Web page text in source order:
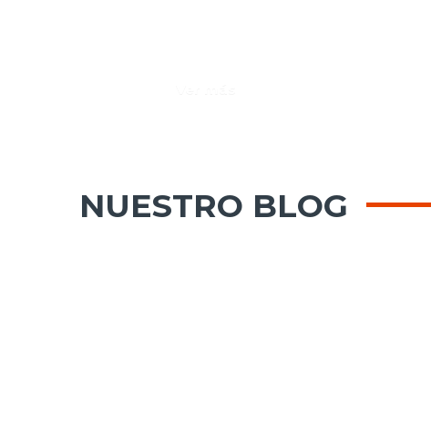
NUESTRO BLOG